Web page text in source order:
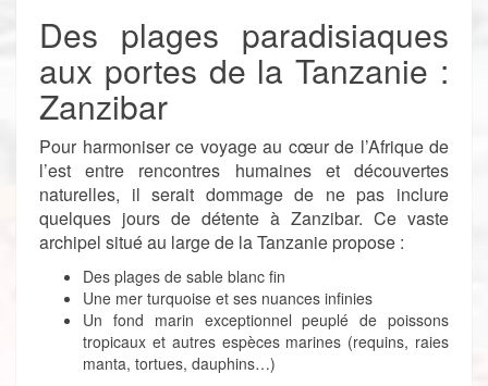
Des plages paradisiaques
aux portes de la Tanzanie :
Zanzibar
Pour harmoniser ce voyage au cœur de l’Afrique de
l’est entre rencontres humaines et découvertes
naturelles, il serait dommage de ne pas inclure
quelques jours de détente à Zanzibar. Ce vaste
archipel situé au large de la Tanzanie propose :
Des plages de sable blanc fin
Une mer turquoise et ses nuances infinies
Un fond marin exceptionnel peuplé de poissons
tropicaux et autres espèces marines (requins, raies
manta, tortues, dauphins…)